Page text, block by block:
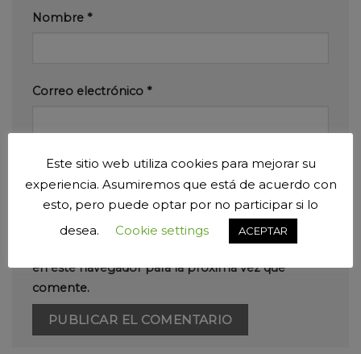
Nombre *
Correo electrónico *
Web
Guarda mi nombre, correo electrónico y web
en este navegador para la próxima vez que
comente.
Este sitio web utiliza cookies para mejorar su
experiencia. Asumiremos que está de acuerdo con
esto, pero puede optar por no participar si lo
desea.
Cookie settings ACEPTAR